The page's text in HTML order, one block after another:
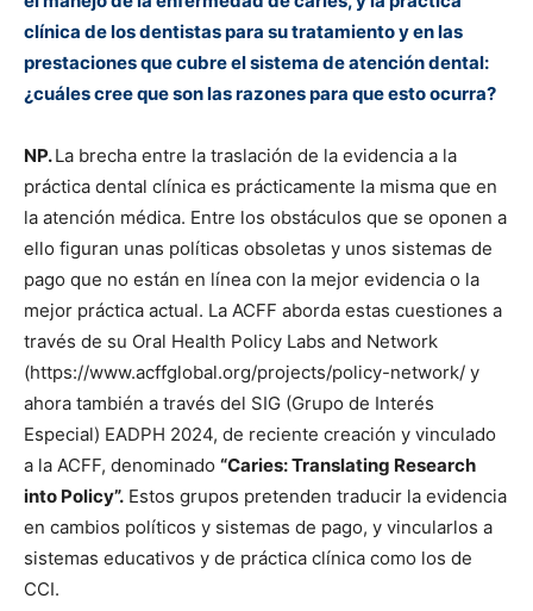
clínica de los dentistas para su tratamiento y en las
prestaciones que cubre el sistema de atención dental:
¿cuáles cree que son las razones para que esto ocurra?
NP.La brecha entre la traslación de la evidencia a la
práctica dental clínica es prácticamente la misma que en
la atención médica. Entre los obstáculos que se oponen a
ello figuran unas políticas obsoletas y unos sistemas de
pago que no están en línea con la mejor evidencia o la
mejor práctica actual. La ACFF aborda estas cuestiones a
través de su Oral Health Policy Labs and Network
(https://www.acffglobal.org/projects/policy-network/ y
ahora también a través del SIG (Grupo de Interés
Especial) EADPH 2024, de reciente creación y vinculado
a la ACFF, denominado “Caries: Translating Research
into Policy”. Estos grupos pretenden traducir la evidencia
en cambios políticos y sistemas de pago, y vincularlos a
sistemas educativos y de práctica clínica como los de
CCI.